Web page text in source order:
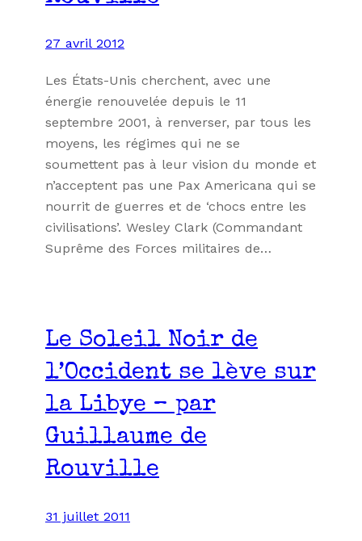
27 avril 2012
Les États-Unis cherchent, avec une
énergie renouvelée depuis le 11
septembre 2001, à renverser, par tous les
moyens, les régimes qui ne se
soumettent pas à leur vision du monde et
n’acceptent pas une Pax Americana qui se
nourrit de guerres et de ‘chocs entre les
civilisations’. Wesley Clark (Commandant
Suprême des Forces militaires de…
Le Soleil Noir de
l’Occident se lève sur
la Libye – par
Guillaume de
Rouville
31 juillet 2011